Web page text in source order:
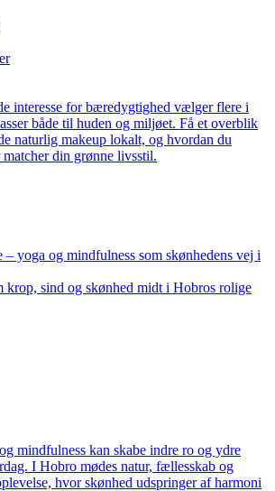
interesse for bæredygtighed vælger flere i
både til huden og miljøet. Få et overblik
naturlig makeup lokalt, og hvordan du
din grønne livsstil.
– yoga og mindfulness som skønhedens vej i
krop, sind og skønhed midt i Hobros rolige
mindfulness kan skabe indre ro og ydre
I Hobro mødes natur, fællesskab og
hvor skønhed udspringer af harmoni